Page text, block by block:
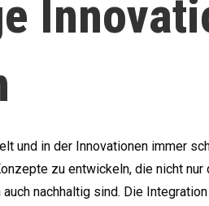
und in der Innovationen immer
zu entwickeln, die nicht nur
nachhaltig sind. Die